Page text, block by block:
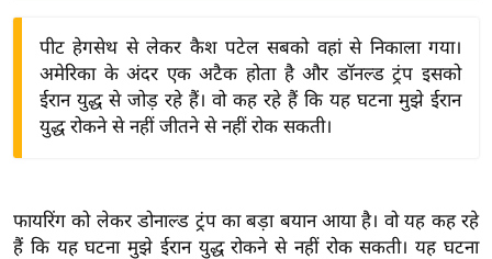
ज़
द्यो
ग
त
पीट हेगसेथ से लेकर कैश पटेल सबको वहां से निकाला गया।
अमेरिका के अंदर एक अटैक होता है और डॉनल्ड ट्रंप इसको
ईरान युद्ध से जोड़ रहे हैं। वो कह रहे हैं कि यह घटना मुझे ईरान
युद्ध रोकने से नहीं जीतने से नहीं रोक सकती।
फायरिंग को लेकर डोनाल्ड ट्रंप का बड़ा बयान आया है। वो यह कह रहे
हैं कि यह घटना मुझे ईरान युद्ध रोकने से नहीं रोक सकती। यह घटना